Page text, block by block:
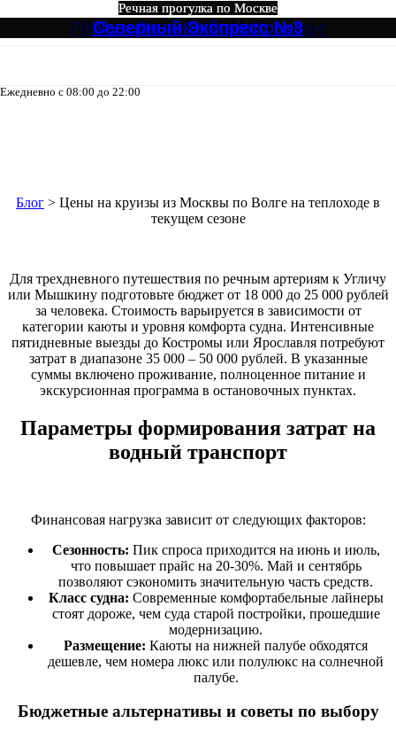
Ежедневно с 08:00 до 22:00
Блог > Цены на круизы из Москвы по Волге на теплоходе в
текущем сезоне
Для трехдневного путешествия по речным артериям к Угличу
или Мышкину подготовьте бюджет от 18 000 до 25 000 рублей
за человека. Стоимость варьируется в зависимости от
категории каюты и уровня комфорта судна. Интенсивные
пятидневные выезды до Костромы или Ярославля потребуют
затрат в диапазоне 35 000 – 50 000 рублей. В указанные
суммы включено проживание, полноценное питание и
экскурсионная программа в остановочных пунктах.
Параметры формирования затрат на
водный транспорт
Финансовая нагрузка зависит от следующих факторов:
Сезонность: Пик спроса приходится на июнь и июль,
что повышает прайс на 20-30%. Май и сентябрь
позволяют сэкономить значительную часть средств.
Класс судна: Современные комфортабельные лайнеры
стоят дороже, чем суда старой постройки, прошедшие
модернизацию.
Размещение: Каюты на нижней палубе обходятся
дешевле, чем номера люкс или полулюкс на солнечной
палубе.
Бюджетные альтернативы и советы по выбору
Речная прогулка по Москве
Северный №3
Речная прогулка по Москве
Ривер Палас (River Palace)
Речная прогулка по Москве
Лагуна, Кристалл от Зарядье
Речная прогулка по Москве
Огни Столицы
Речная прогулка по Москве
Музыкальный экспресс
Речная прогулка по Москве
Северный Экспресс №3